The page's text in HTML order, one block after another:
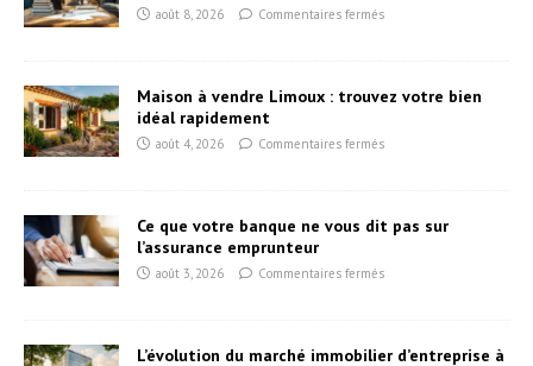
août 8, 2026 Commentaires fermés
Maison à vendre Limoux : trouvez votre bien
idéal rapidement
août 4, 2026 Commentaires fermés
Ce que votre banque ne vous dit pas sur
l’assurance emprunteur
août 3, 2026 Commentaires fermés
L’évolution du marché immobilier d’entreprise à